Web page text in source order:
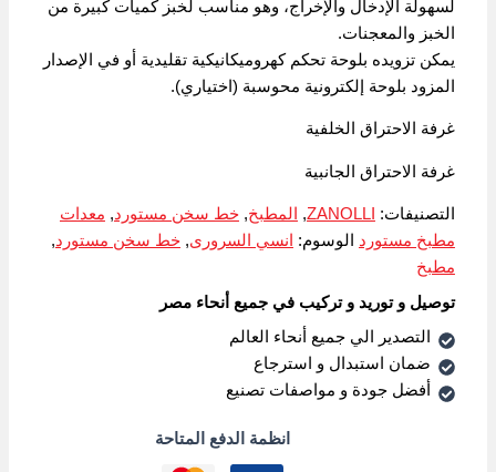
لسهولة الإدخال والإخراج، وهو مناسب لخبز كميات كبيرة من
الخبز والمعجنات.
يمكن تزويده بلوحة تحكم كهروميكانيكية تقليدية أو في الإصدار
المزود بلوحة إلكترونية محوسبة (اختياري).
غرفة الاحتراق الخلفية
غرفة الاحتراق الجانبية
التصنيفات: ZANOLLI
, المطبخ,خط سخن مستورد, معدات
مطبخ مستورد
الوسوم: انسي السرورى,خط سخن مستورد,
مطبخ
توصيل و توريد و تركيب في جميع أنحاء مصر
التصدير الي جميع أنحاء العالم
ضمان استبدال و استرجاع
أفضل جودة و مواصفات تصنيع
انظمة الدفع المتاحة